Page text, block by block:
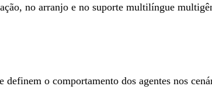
no arranjo e no suporte multilíngue
o comportamento dos agentes nos